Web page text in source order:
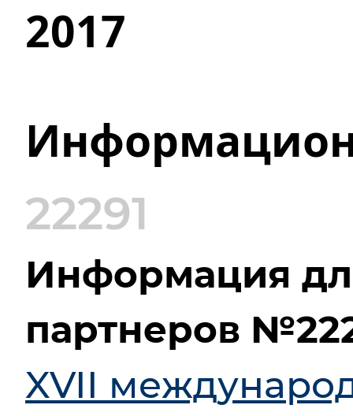
2017
22291
Информация
партнеров
XVII